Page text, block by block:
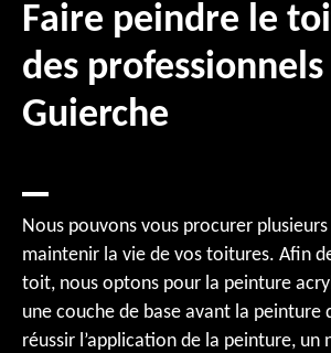
Faire peindre le
des professionnels
Guierche
Nous pouvons vous procurer
maintenir la vie de vos toitures. Afin
toit, nous optons pour la peinture
une couche de base avant la peinture
réussir l’application de la peinture,